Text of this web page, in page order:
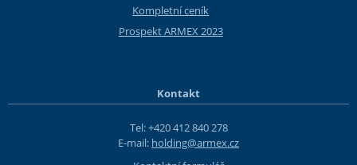
Kompletní ceník
Prospekt ARMEX 2023
Kontakt
Tel: +420 412 840 278
E-mail: holding@armex.cz